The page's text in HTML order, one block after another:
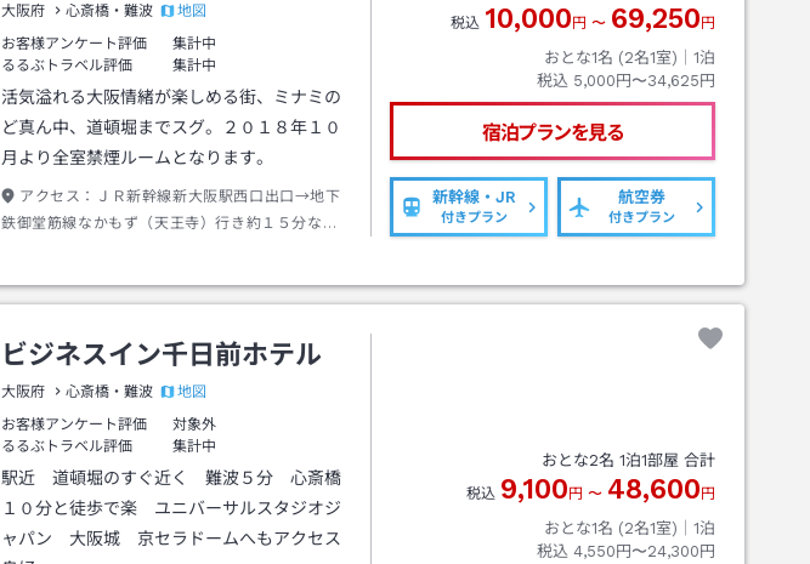
大阪府 心斎橋・難波
地図
お客様アンケート評価
集計中
るるぶトラベル評価
集計中
活気溢れる大阪情緒が楽しめる街、ミナミの
ど真ん中、道頓堀までスグ。２０１８年１０
月より全室禁煙ルームとなります。
アクセス：
ＪＲ新幹線新大阪駅西口出口→地下
鉄御堂筋線なかもず（天王寺）行き約１５分なん
税込 10,000 円 〜 69,250 円
おとな1名 (2名1室)｜ 1泊
税込 5,000円〜34,625円
宿泊プランを見る
新幹線・JR
付きプラン
航空券
付きプラン
ビジネスイン千日前ホテル
大阪府 心斎橋・難波
地図
お客様アンケート評価
対象外
るるぶトラベル評価
集計中
駅近 道頓堀のすぐ近く 難波５分 心斎橋
１０分と徒歩で楽 ユニバーサルスタジオジ
ャパン 大阪城 京セラドームへもアクセス
おとな2名 1泊1部屋 合計
税込 9,100 円 〜 48,600 円
おとな1名 (2名1室)｜ 1泊
税込 4,550円〜24,300円